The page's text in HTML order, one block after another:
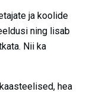
ja koolide
ning lisab
Nii ka
hea